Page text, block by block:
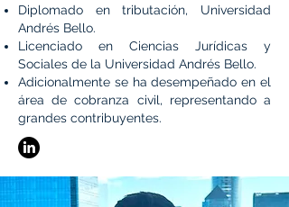
Diplomado en tributación, Universidad
Andrés Bello.
Licenciado en Ciencias Jurídicas y
Sociales de la Universidad Andrés Bello.
Adicionalmente se ha desempeñado en el
área de cobranza civil, representando a
grandes contribuyentes.